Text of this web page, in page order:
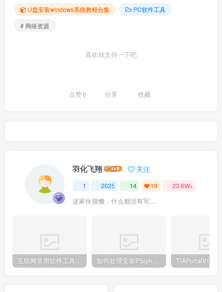
U盘安装windows系统教程合集
PC软件工具
# 网络资源
喜欢就支持一下吧
点赞6 分享 收藏
羽化飞翔 关注
1 2025 14 19 23.6W+
这家伙很懒，什么都没有写...
互联网常用软件工具资源汇总贴 如何处理安装PS(photoshop cc2018) 时，提示系统或者IE浏览器需要升级